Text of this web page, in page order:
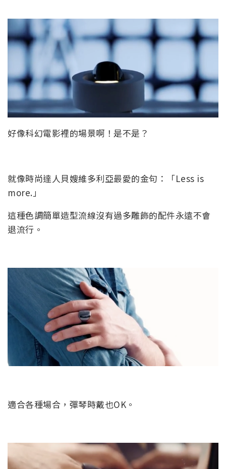
好像科幻電影裡的場景啊！是不是？
就像時尚達人貝嫂維多利亞最愛的金句：「Less is
more.」
這種色調簡單造型流線沒有過多雕飾的配件永遠不會
退流行。
適合各種場合，彈琴時戴也OK。